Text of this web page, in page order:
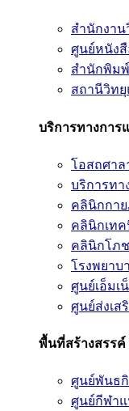
สำนักงา
ศูนย์หนัง
สำนักพิม
สถานีวิท
บริการทางการ
โอสถศาล
บริการทา
คลินิกกา
คลินิกเท
คลินิกโภ
โรงพยาบ
ศูนย์เอ็มเ
ศูนย์ส่งเส
พื้นที่สร้างสรรค์
ศูนย์พันธกิ
ศูนย์กีฬา